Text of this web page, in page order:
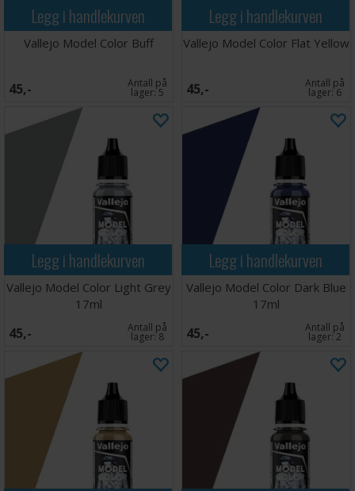
Legg i handlekurven
Vallejo Model Color Buff
45,- Antall på
lager:5
Legg i handlekurven
Vallejo Model Color Flat Yellow
45,- Antall på
lager:6
Legg i handlekurven
Vallejo Model Color Light Grey
17ml
45,- Antall på
lager:8
Legg i handlekurven
Vallejo Model Color Dark Blue
17ml
45,- Antall på
lager:2